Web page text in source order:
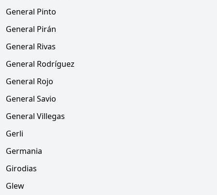
General Pinto
General Pirán
General Rivas
General Rodríguez
General Rojo
General Savio
General Villegas
Gerli
Germania
Girodias
Glew